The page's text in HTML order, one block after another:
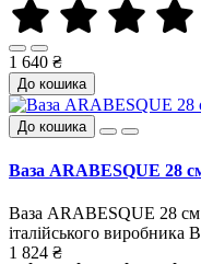
1 640 ₴
До кошика
До кошика
Ваза ARABESQUE 28
Ваза ARABESQUE 28 см
італійського
1 824 ₴